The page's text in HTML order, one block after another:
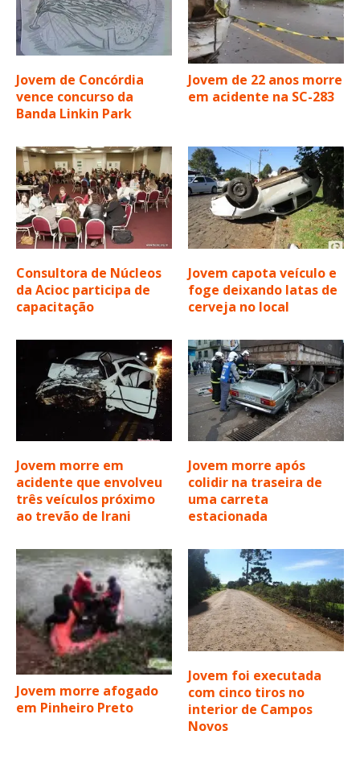
Jovem de Concórdia
vence concurso da
Banda Linkin Park
Jovem de 22 anos morre
em acidente na SC-283
Consultora de Núcleos
da Acioc participa de
capacitação
Jovem capota veículo e
foge deixando latas de
cerveja no local
Jovem morre em
acidente que envolveu
três veículos próximo
ao trevão de Irani
Jovem morre após
colidir na traseira de
uma carreta
estacionada
Jovem morre afogado
em Pinheiro Preto
Jovem foi executada
com cinco tiros no
interior de Campos
Novos